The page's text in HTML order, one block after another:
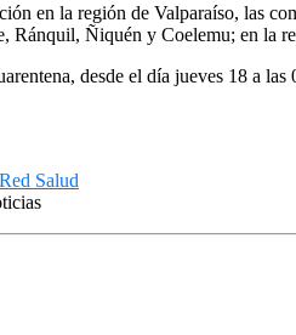
en la región de Valparaíso, las
Ránquil, Ñiquén y Coelemu; en la
desde el día jueves 18 a